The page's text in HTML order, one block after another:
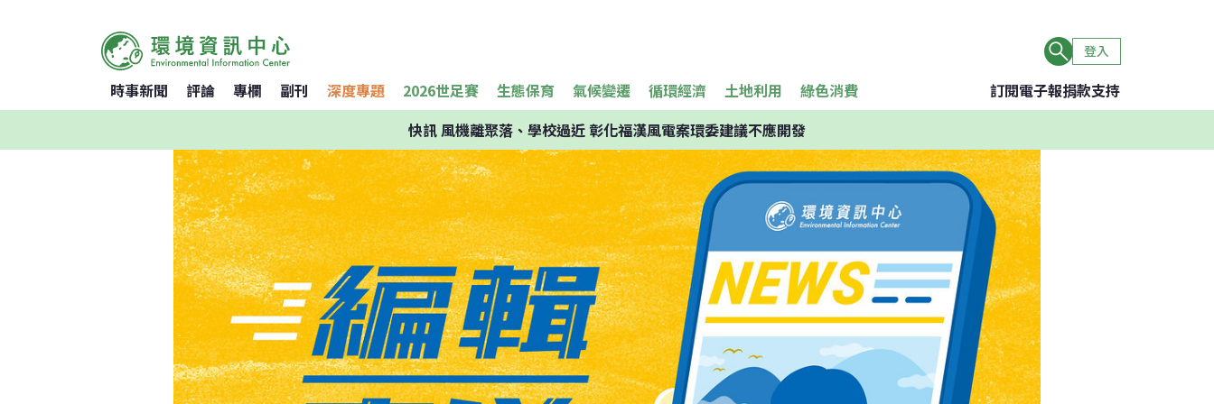
登入
時事新聞 評論 專欄 副刊 深度專題 2026世足賽 生態保育 氣候變遷 循環經濟 土地利用 綠色消費 訂閱電子報捐款支持
快訊風機離聚落、學校過近 彰化福漢風電案環委建議不應開發